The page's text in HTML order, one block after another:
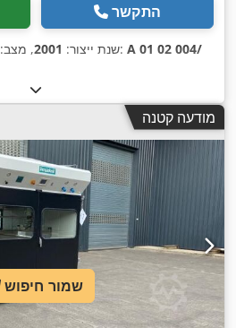
התקשר
שנת ייצור: 2001, מצב: , מספר מכונה/רכב: A 01 02 004/
מודעה קטנה
שמור חיפוש